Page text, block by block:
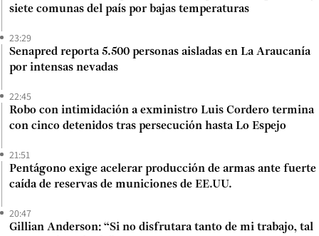
siete comunas del país por bajas temperaturas
23:29
Senapred reporta 5.500 personas aisladas en La Araucanía
por intensas nevadas
22:45
Robo con intimidación a exministro Luis Cordero termina
con cinco detenidos tras persecución hasta Lo Espejo
21:51
Pentágono exige acelerar producción de armas ante fuerte
caída de reservas de municiones de EE.UU.
20:47
Gillian Anderson: “Si no disfrutara tanto de mi trabajo, tal